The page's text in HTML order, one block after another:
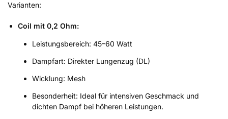
Varianten:
Coil mit 0,2 Ohm:
Leistungsbereich: 45–60 Watt
Dampfart: Direkter Lungenzug (DL)
Wicklung: Mesh
Besonderheit: Ideal für intensiven Geschmack und
dichten Dampf bei höheren Leistungen.